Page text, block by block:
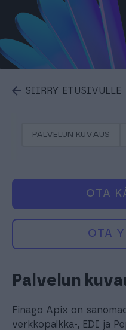
SIIRRY ETUSIVULLE
PALVELUN KUVAUS
OTA
OTA
Palvelun
Finago Apix on
verkkopalkka-, EDI ja